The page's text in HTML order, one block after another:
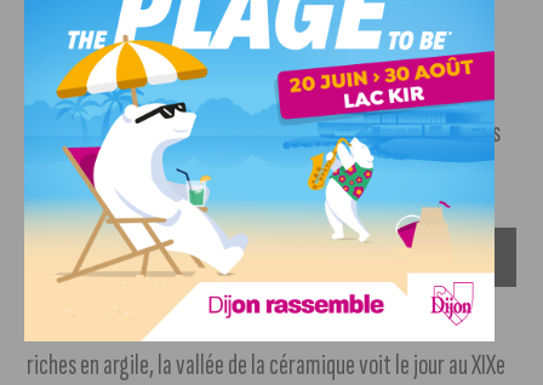
Les richesses de la terre de Bourgogne
Du sud au nord de la Bourgogne, des terroirs et des savoir-
faire se sont transmis et perdurent aujourd’hui grâce à des
femmes et des hommes de passion.
Au sud-est de la région, sur les rives du canal du Centre
riches en argile, la vallée de la céramique voit le jour au XIXe